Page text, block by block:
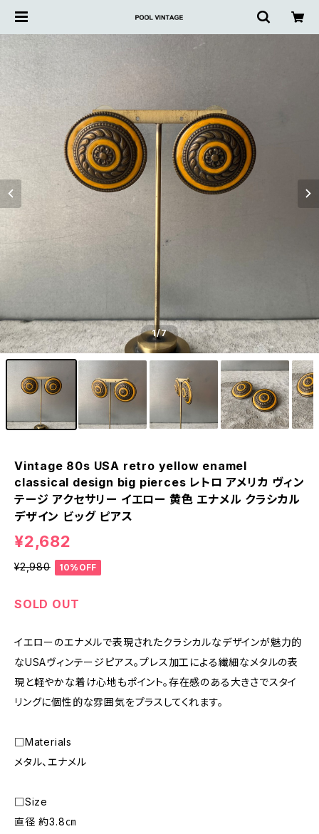
1/7
Vintage 80s USA retro yellow enamel
classical design big pierces レトロ アメリカ ヴィン
テージ アクセサリー イエロー 黄色 エナメル クラシカル
デザイン ビッグ ピアス
¥2,682
¥2,980 10%OFF
SOLD OUT
イエローのエナメルで表現されたクラシカルなデザインが魅力的
なUSAヴィンテージピアス。プレス加工による繊細なメタルの表
現と軽やかな着け心地もポイント。存在感のある大きさでスタイ
リングに個性的な雰囲気をプラスしてくれます。
□Materials
メタル、エナメル
□Size
直径 約3.8㎝